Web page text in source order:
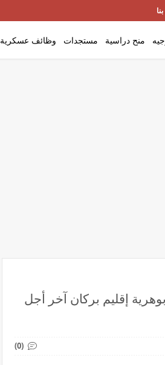
منح دراسية مستجدات وظائف عسكرية
بوهرية إقليم بركان آخر أجل
(0)